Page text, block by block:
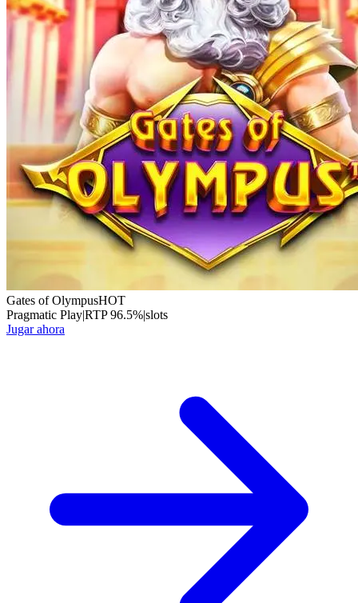
Gates of OlympusHOT
Pragmatic Play|RTP96.5%|slots
Jugar ahora